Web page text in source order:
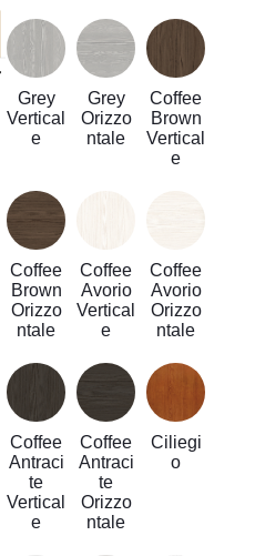
Grey
Vertical
e
Grey
Orizzo
ntale
Coffee
Brown
Vertical
e
Coffee
Brown
Orizzo
ntale
Coffee
Avorio
Vertical
e
Coffee
Avorio
Orizzo
ntale
Coffee
Antraci
te
Vertical
e
Coffee
Antraci
te
Orizzo
ntale
Ciliegi
o